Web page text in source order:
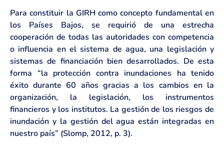
Para constituir la GIRH como concepto fundamental en
los Países Bajos, se requirió de una estrecha
cooperación de todas las autoridades con competencia
o influencia en el sistema de agua, una legislación y
sistemas de financiación bien desarrollados. De esta
forma “la protección contra inundaciones ha tenido
éxito durante 60 años gracias a los cambios en la
organización, la legislación, los instrumentos
financieros y los institutos. La gestión de los riesgos de
inundación y la gestión del agua están integradas en
nuestro país” (Slomp, 2012, p. 3).